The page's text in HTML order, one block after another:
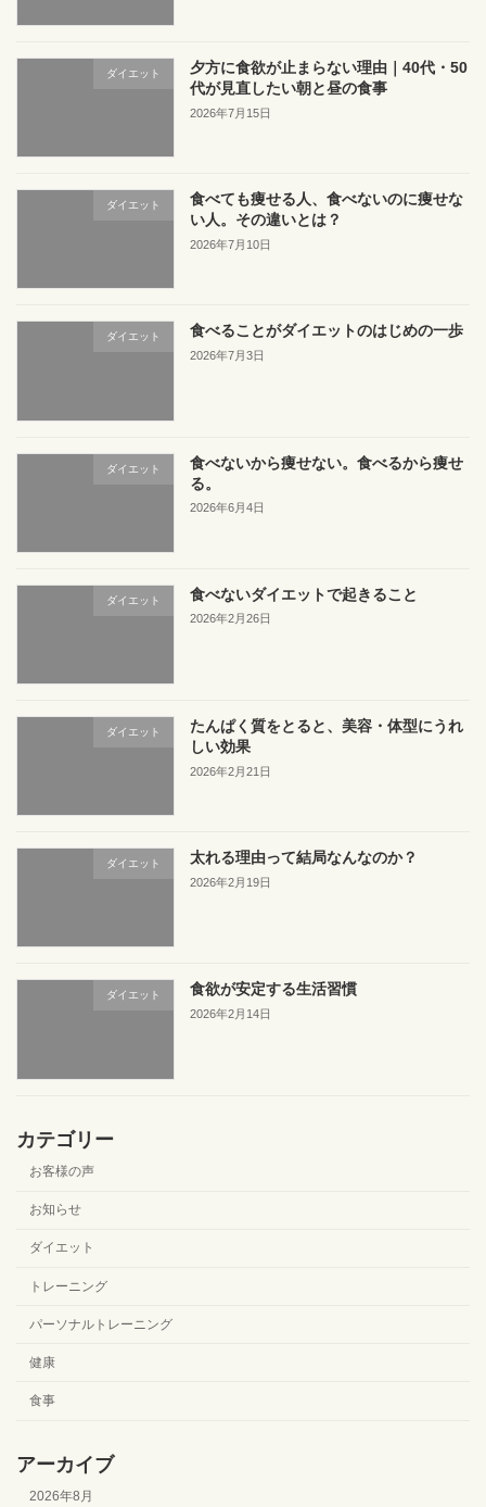
ダイエット
夕方に食欲が止まらない理由｜40代・50
代が見直したい朝と昼の食事
2026年7月15日
ダイエット
食べても痩せる人、食べないのに痩せな
い人。その違いとは？
2026年7月10日
ダイエット 食べることがダイエットのはじめの一歩
2026年7月3日
ダイエット
食べないから痩せない。食べるから痩せ
る。
2026年6月4日
ダイエット 食べないダイエットで起きること
2026年2月26日
ダイエット
たんぱく質をとると、美容・体型にうれ
しい効果
2026年2月21日
ダイエット 太れる理由って結局なんなのか？
2026年2月19日
ダイエット 食欲が安定する生活習慣
2026年2月14日
カテゴリー
お客様の声
お知らせ
ダイエット
トレーニング
パーソナルトレーニング
健康
食事
アーカイブ
2026年8月